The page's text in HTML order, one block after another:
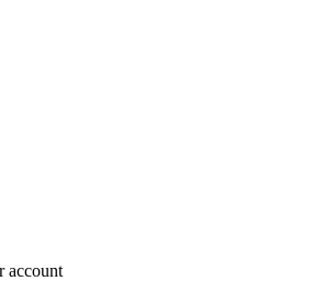
account